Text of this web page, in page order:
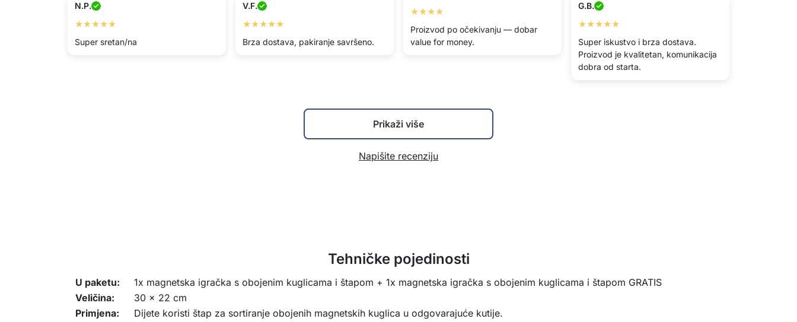
★★★★
Proizvod po očekivanju — dobar
value for money.
N.P.
★★★★★
Super sretan/na
V.F.
★★★★★
Brza dostava, pakiranje savršeno.
G.B.
★★★★★
Super iskustvo i brza dostava.
Proizvod je kvalitetan, komunikacija
dobra od starta.
Prikaži više
Napišite recenziju
Tehničke pojedinosti
U paketu:
1x magnetska igračka s obojenim kuglicama i štapom + 1x magnetska igračka s obojenim kuglicama i štapom GRATIS
Veličina:
30 x 22 cm
Primjena:
Dijete koristi štap za sortiranje obojenih magnetskih kuglica u odgovarajuće kutije.